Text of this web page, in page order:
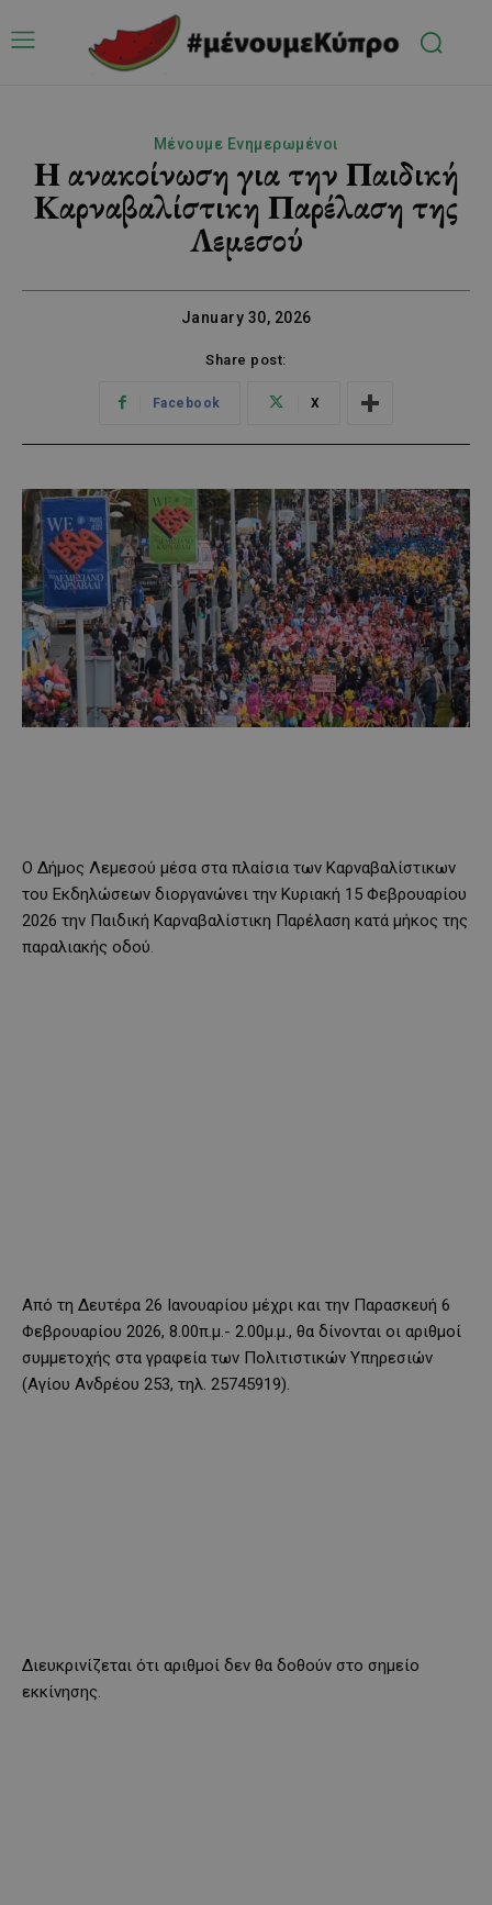
Μένουμε Ενημερωμένοι
Η ανακοίνωση για την Παιδική
Καρναβαλίστικη Παρέλαση της
Λεμεσού
January 30, 2026
Share post:
Facebook X
Ο Δήμος Λεμεσού μέσα στα πλαίσια των Καρναβαλίστικων
του Εκδηλώσεων διοργανώνει την Κυριακή 15 Φεβρουαρίου
2026 την Παιδική Καρναβαλίστικη Παρέλαση κατά μήκος της
παραλιακής οδού.
Από τη Δευτέρα 26 Ιανουαρίου μέχρι και την Παρασκευή 6
Φεβρουαρίου 2026, 8.00π.μ.- 2.00μ.μ., θα δίνονται οι αριθμοί
συμμετοχής στα γραφεία των Πολιτιστικών Υπηρεσιών
(Αγίου Ανδρέου 253, τηλ. 25745919).
Διευκρινίζεται ότι αριθμοί δεν θα δοθούν στο σημείο
εκκίνησης.